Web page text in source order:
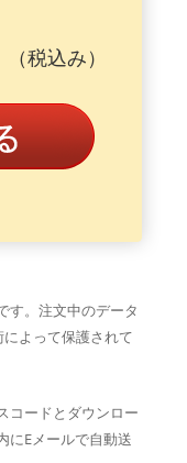
（税込み）
す。注文中のデータ
によって保護されて
コードとダウンロー
にEメールで自動送